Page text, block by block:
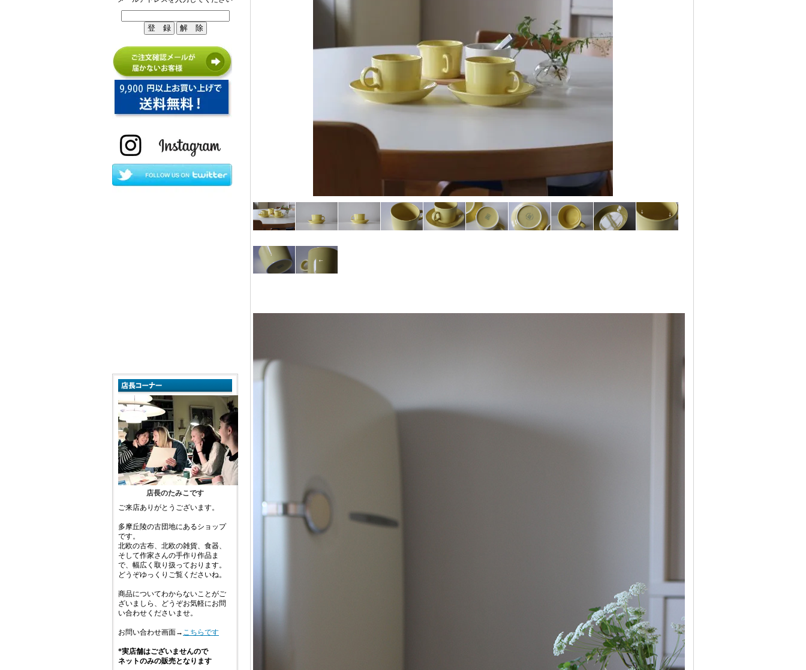
店長のたみこです
ご来店ありがとうございます。
多摩丘陵の古団地にあるショップ
です。
北欧の古布、北欧の雑貨、食器、
そして作家さんの手作り作品ま
で、幅広く取り扱っております。
どうぞゆっくりご覧くださいね。
商品についてわからないことがご
ざいましら、どうぞお気軽にお問
い合わせくださいませ。
お問い合わせ画面→ こちらです
*実店舗はございませんので
ネットのみの販売となります